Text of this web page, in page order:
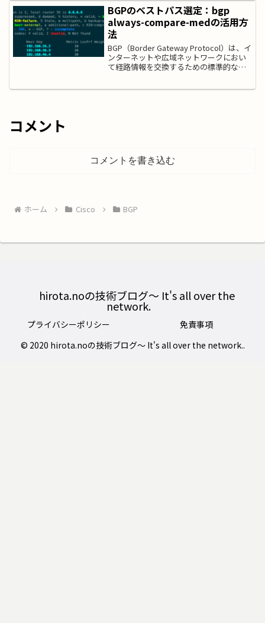
アはフルメッシュ構成...
BGPのベストパス選定：bgp
always-compare-medの活用方
法
BGP（Border Gateway Protocol）は、イ
ンターネットや広域ネットワークにおい
て経路情報を交換するための標準的なル
コメント
コメントを書き込む
ホーム Cisco BGP
hirota.noの技術ブログ〜 It's all over the
network.
プライバシーポリシー
免責事項
© 2020 hirota.noの技術ブログ〜 It's all over the network..